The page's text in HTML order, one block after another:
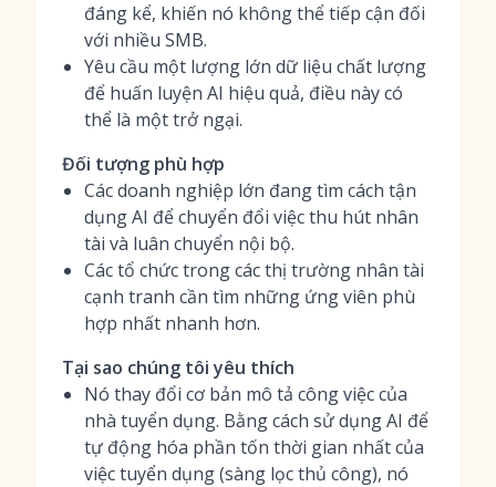
đáng kể, khiến nó không thể tiếp cận đối
với nhiều SMB.
Yêu cầu một lượng lớn dữ liệu chất lượng
để huấn luyện AI hiệu quả, điều này có
thể là một trở ngại.
Đối tượng phù hợp
Các doanh nghiệp lớn đang tìm cách tận
dụng AI để chuyển đổi việc thu hút nhân
tài và luân chuyển nội bộ.
Các tổ chức trong các thị trường nhân tài
cạnh tranh cần tìm những ứng viên phù
hợp nhất nhanh hơn.
Tại sao chúng tôi yêu thích
Nó thay đổi cơ bản mô tả công việc của
nhà tuyển dụng. Bằng cách sử dụng AI để
tự động hóa phần tốn thời gian nhất của
việc tuyển dụng (sàng lọc thủ công), nó